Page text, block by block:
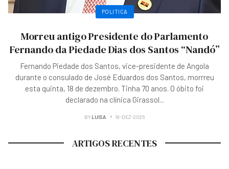
POLITICA
Morreu antigo Presidente do Parlamento
Fernando da Piedade Dias dos Santos “Nandó”
Fernando Piedade dos Santos, vice-presidente de Angola
durante o consulado de José Eduardos dos Santos, morrreu
esta quinta, 18 de dezembro. Tinha 70 anos. O óbito foi
declarado na clínica Girassol...
BY LUISA 18-DEZ-2025
ARTIGOS RECENTES